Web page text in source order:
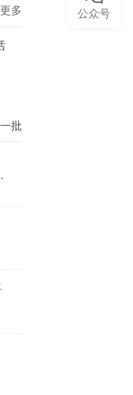
更多
批
公众号